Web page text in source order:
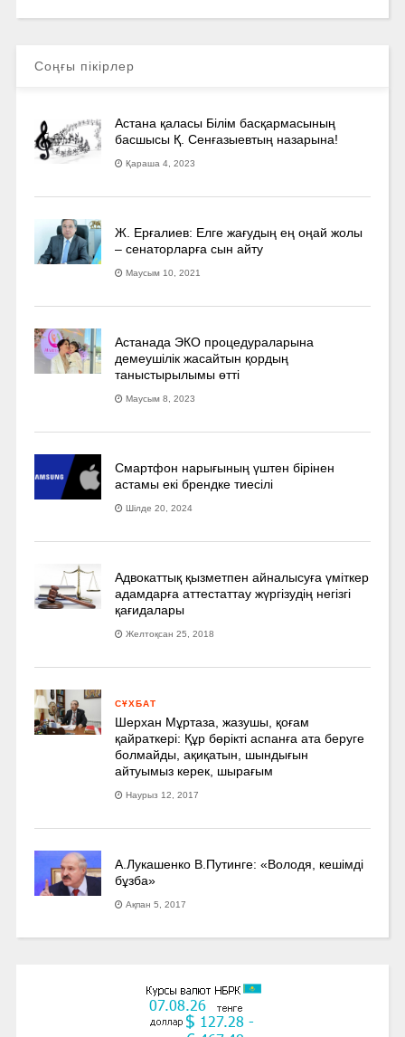
Соңғы пікірлер
Астана қаласы Білім басқармасының
басшысы Қ. Сенғазыевтың назарына!
Қараша 4, 2023
Ж. Ерғалиев: Елге жағудың ең оңай жолы
– сенаторларға сын айту
Маусым 10, 2021
Астанада ЭКО процедураларына
демеушілік жасайтын қордың
таныстырылымы өтті
Маусым 8, 2023
Смартфон нарығының үштен бірінен
астамы екі брендке тиесілі
Шілде 20, 2024
Адвокаттық қызметпен айналысуға үмiткер
адамдарға аттестаттау жүргізудің негізгі
қағидалары
Желтоқсан 25, 2018
СҰХБАТ
Шерхан Мұртаза, жазушы, қоғам
қайраткері: Құр бөрікті аспанға ата беруге
болмайды, ақиқатын, шындығын
айтуымыз керек, шырағым
Наурыз 12, 2017
А.Лукашенко В.Путинге: «Володя, кешімді
бұзба»
Ақпан 5, 2017